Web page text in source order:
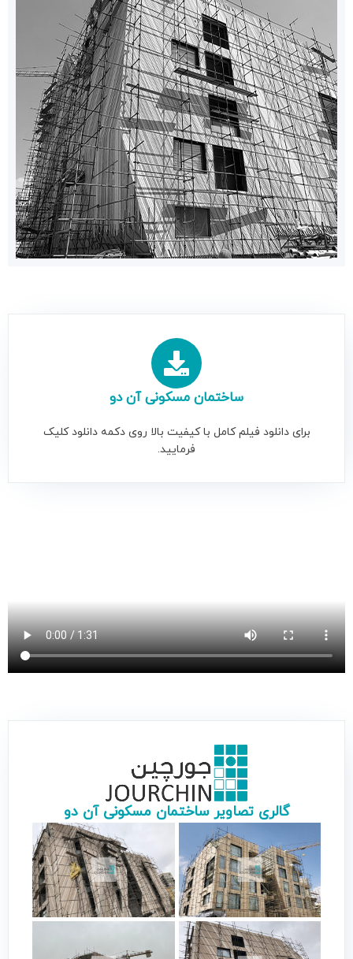
ساختمان مسکونى آن دو
برای دانلود فیلم کامل با کیفیت بالا روی دکمه دانلود کلیک
فرمایید.
گالری تصاویر ساختمان مسکونى آن دو